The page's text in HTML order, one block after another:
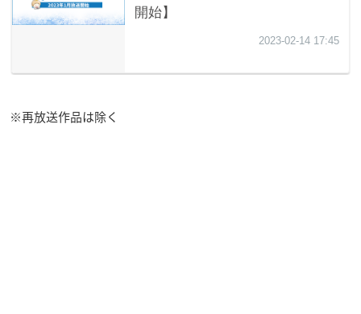
※再放送作品は除く